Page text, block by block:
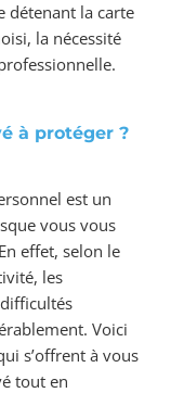
détenant la carte
la nécessité
à protéger ?
est un
vous vous
effet, selon le
les
Voici
s’offrent à vous
tout en